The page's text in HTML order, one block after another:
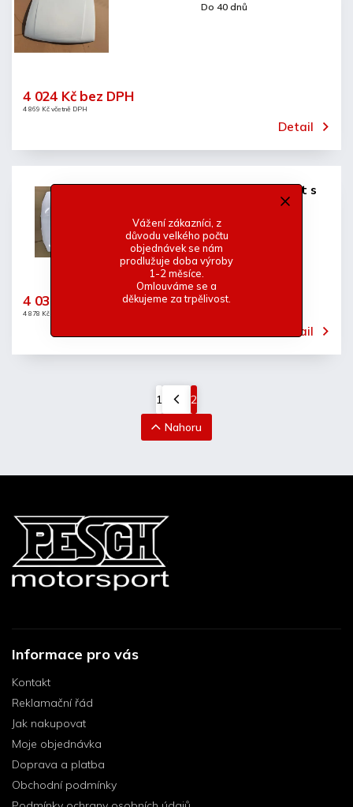
Vážení zákazníci, z
důvodu velkého počtu
objednávek se nám
prodlužuje doba výroby
1-2 měsíce.
Omlouváme se a
děkujeme za trpělivost.
Do 40 dnů
4 869 Kč včetně DPH
4 024 Kč bez DPH
Detail
Seat Ibiza 2002 kapota facelift s
Do 40 dnů
4 878 Kč včetně DPH
4 031 Kč bez DPH
Detail
1
2
Nahoru
Informace pro vás
Kontakt
Reklamační řád
Jak nakupovat
Moje objednávka
Doprava a platba
Obchodní podmínky